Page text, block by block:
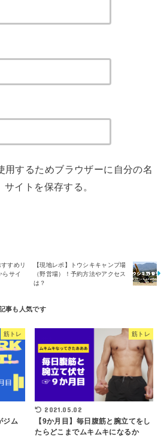
用するためブラウザーに自分の名
イトを保存する。
すめリ
らサイ
【現地レポ】トウシキキャンプ場
（野営場）！予約方法やアクセス
は？
筋トレ
ジム
筋トレ
2021.05.02
【9か月目】毎日腹筋と腕立てをし
たらどこまでムキムキになるか